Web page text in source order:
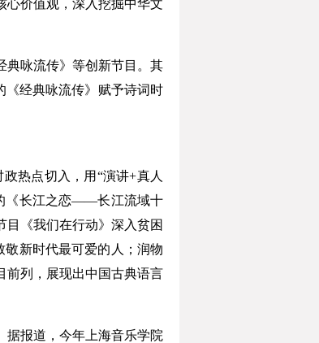
价值观，深入挖掘中华文
咏流传》等创新节目。其
《经典咏流传》赋予诗词时
热点切入，用“演讲+真人
《长江之恋——长江流域十
《我们在行动》深入贫困
敬新时代最可爱的人；润物
前列，展现出中国古典语言
报道，今年上海音乐学院